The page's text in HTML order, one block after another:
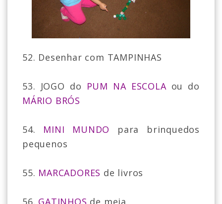
52. Desenhar com TAMPINHAS
53. JOGO do PUM NA ESCOLAou do
MÁRIO BRÓS
54. MINI MUNDO para brinquedos
pequenos
55. MARCADORES de livros
56. GATINHOS de meia